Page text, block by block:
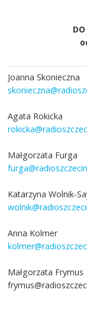
Joanna Skonieczna
Agata Rokicka
Małgorzata Furga
Katarzyna Wolnik-
Anna Kolmer
Małgorzata Frymus